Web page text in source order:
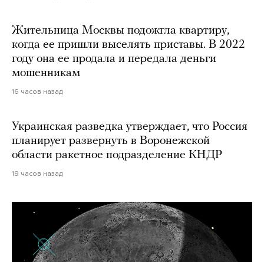
Жительница Москвы подожгла квартиру,
когда ее пришли выселять приставы. В 2022
году она ее продала и передала деньги
мошенникам
16 часов назад
Украинская разведка утверждает, что Россия
планирует развернуть в Воронежской
области ракетное подразделение КНДР
19 часов назад